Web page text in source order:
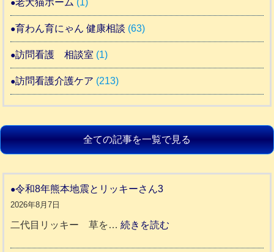
育わん育にゃん 健康相談 (63)
訪問看護 相談室 (1)
訪問看護介護ケア (213)
全ての記事を一覧で見る
令和8年熊本地震とリッキーさん3
2026年8月7日
二代目リッキー 草を…続きを読む